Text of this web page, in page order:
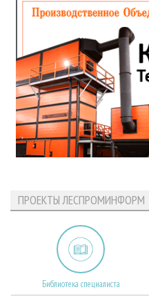
ПРОЕКТЫ ЛЕСПРОМИНФОРМ
Библиотека специалиста